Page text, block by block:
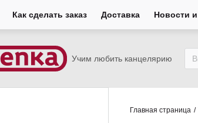
Как сделать заказ Доставка Новости и
Учим любить канцелярию
Главная страница